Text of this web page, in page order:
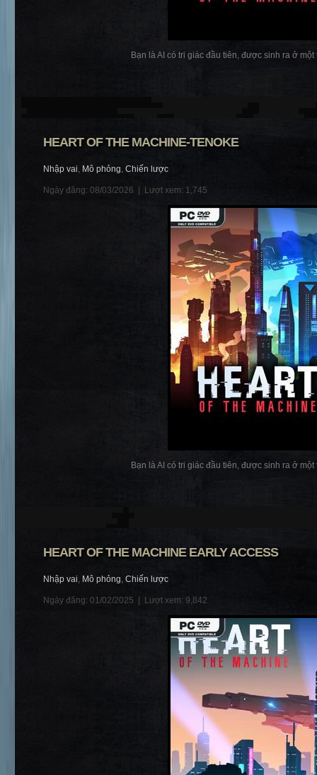
Bạn là AI có tri giác đầu tiên, được sinh ra ở một
HEART OF THE MACHINE-TENOKE
Nhập vai, Mô phỏng, Chiến lược
Ngày đăng: 08/03/2026 | Lượt xem: 1,745
Bạn là AI có tri giác đầu tiên, được sinh ra ở một
HEART OF THE MACHINE EARLY ACCESS
Nhập vai, Mô phỏng, Chiến lược
Ngày đăng: 01/02/2025 | Lượt xem: 9,842